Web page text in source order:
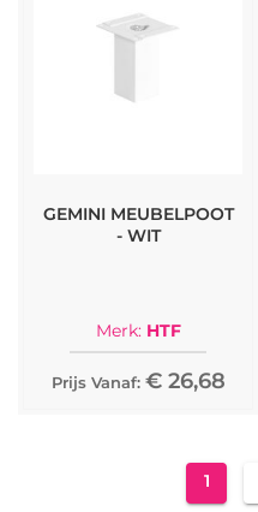
GEMINI MEUBELPOOT
- WIT
Merk: HTF
Prijs Vanaf: € 26,68
U1